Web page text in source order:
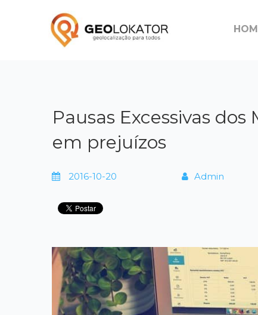
Pausas Excessivas
em prejuízos
2016-10-20 Admin